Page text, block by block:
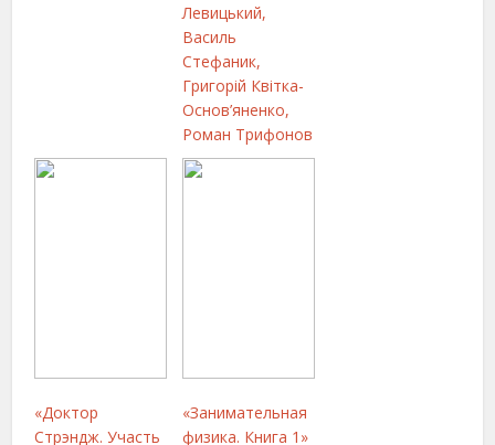
Левицький,
Василь
Стефаник,
Григорій Квітка-
Основ’яненко,
Роман Трифонов
«Доктор
Стрэндж. Участь
«Занимательная
физика. Книга 1»